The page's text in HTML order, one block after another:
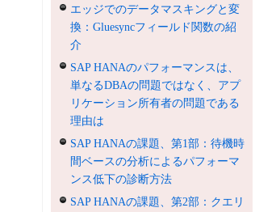
エッジでのデータマスキングと変
換：Gluesyncフィールド関数の紹
介
SAP HANAのパフォーマンスは、
単なるDBAの問題ではなく、アプ
リケーション所有者の問題である
理由は
SAP HANAの課題、第1部：待機時
間ベースの分析によるパフォーマ
ンス低下の診断方法
SAP HANAの課題、第2部：クエリ